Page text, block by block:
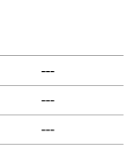
---
---
---